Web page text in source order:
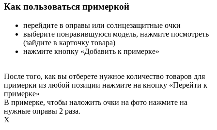
Как пользоваться примеркой
перейдите в оправы или солнцезащитные очки
выберите понравившуюся модель, нажмите посмотреть
(зайдите в карточку товара)
нажмите кнопку «Добавить к примерке»
После того, как вы отберете нужное количество товаров для
примерки из любой позиции нажмите на кнопку «Перейти к
примерке»
В примерке, чтобы наложить очки на фото нажмите на
нужные оправы 2 раза.
X